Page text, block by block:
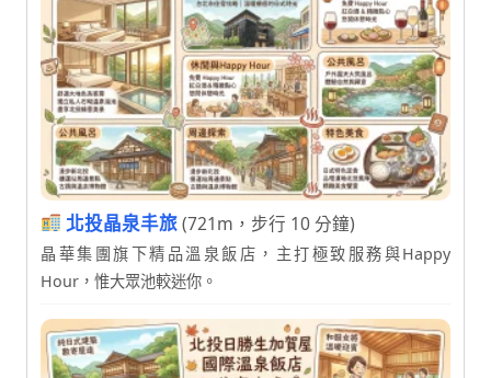
北投晶泉丰旅(721m，步行 10 分鐘)
晶華集團旗下精品溫泉飯店，主打極致服務與Happy
Hour，惟大眾池較迷你。